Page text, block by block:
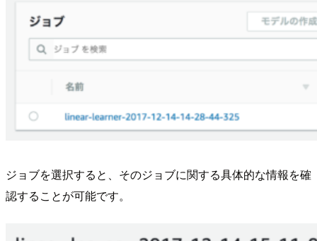
ジョブを選択すると、そのジョブに関する具体的な情報を確
認することが可能です。